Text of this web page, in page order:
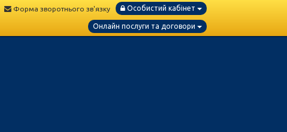
Форма зворотнього зв'язку Особистий кабінет
Онлайн послуги та договори